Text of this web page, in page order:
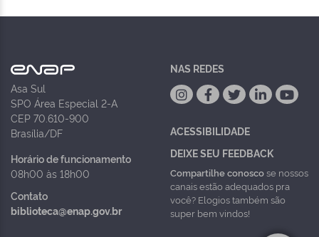
Asa Sul
SPO Área Especial 2-A
CEP 70.610-900
Brasília/DF
Horário de funcionamento
08h00 às 18h00
Contato
biblioteca@enap.gov.br
NAS REDES
ACESSIBILIDADE
DEIXE SEU FEEDBACK
Compartilhe conoscose nossos
canais estão adequados pra
você? Elogios também são
super bem vindos!